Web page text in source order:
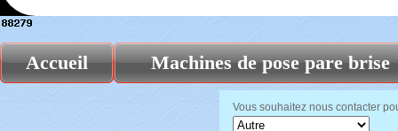
Vous souhaitez nous contacter
Machines de pose pare brise
Accueil